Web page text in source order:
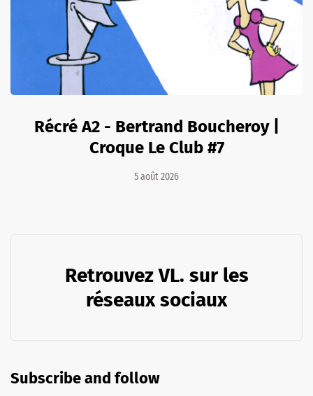
Récré A2 - Bertrand Boucheroy |
Croque Le Club #7
5 août 2026
Retrouvez VL. sur les
réseaux sociaux
Subscribe and follow